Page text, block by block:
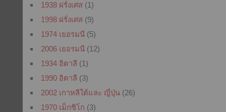
1938 ฝรั่งเศส(1)
1998 ฝรั่งเศส(9)
1974 เยอรมนี(5)
2006 เยอรมนี(12)
1934 อิตาลี (1)
1990 อิตาลี (3)
2002 เกาหลีใต้และ ญี่ปุ่น(26)
1970 เม็กซิโก (3)